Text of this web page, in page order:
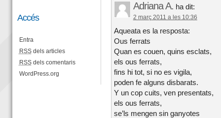
Adriana A. ha dit:
2 març 2011 a les 10:36
Aqueata es la resposta:
Ous ferrats
Quan es couen, quins esclats,
els ous ferrats,
fins hi tot, si no es vigila,
poden fe alguns disbarats.
Y un cop cuits, ven presentats,
els ous ferrats,
se’ls mengen sin ganyotes
Accés
Entra
RSSdels articles
RSSdels comentaris
WordPress.org